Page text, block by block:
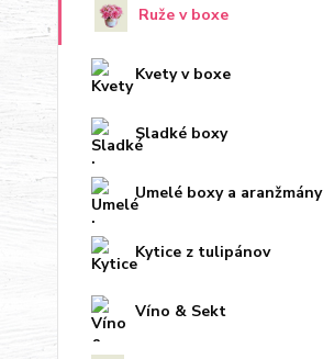
Ruže v boxe
Kvety v boxe
Sladké boxy
Umelé boxy a aranžmány
Kytice z tulipánov
Víno & Sekt